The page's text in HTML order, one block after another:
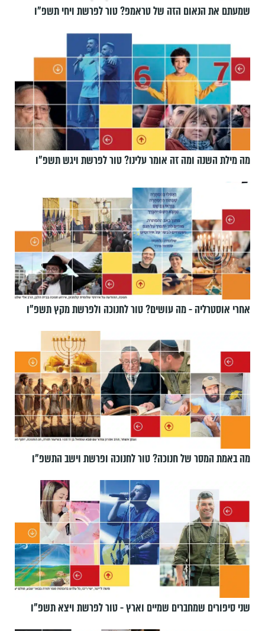
שמעתם את הנאום הזה של טראמפ? טור לפרשת ויחי תשפ״ו
מה מילת השנה ומה זה אומר עלינו? טור לפרשת ויגש תשפ״ו
אחרי אוסטרליה - מה עושים? טור לחנוכה ולפרשת מקץ תשפ״ו
מה באמת המסר של חנוכה? טור לחנוכה ופרשת וישב התשפ״ו
שני סיפורים שמחברים שמיים וארץ - טור לפרשת ויצא תשפ"ו